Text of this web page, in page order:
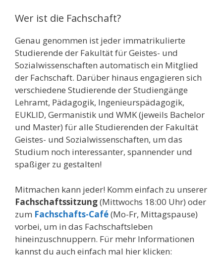
Wer ist die Fachschaft?
Genau genommen ist jeder immatrikulierte
Studierende der Fakultät für Geistes- und
Sozialwissenschaften automatisch ein Mitglied
der Fachschaft. Darüber hinaus engagieren sich
verschiedene Studierende der Studiengänge
Lehramt, Pädagogik, Ingenieurspädagogik,
EUKLID, Germanistik und WMK (jeweils Bachelor
und Master) für alle Studierenden der Fakultät
Geistes- und Sozialwissenschaften, um das
Studium noch interessanter, spannender und
spaßiger zu gestalten!
Mitmachen kann jeder! Komm einfach zu unserer
Fachschaftssitzung(Mittwochs 18:00 Uhr) oder
zum Fachschafts-Café(Mo-Fr, Mittagspause)
vorbei, um in das Fachschaftsleben
hineinzuschnuppern. Für mehr Informationen
kannst du auch einfach mal hier klicken: